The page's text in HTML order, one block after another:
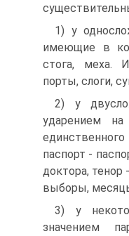
1) у
имеющие в
стога, меха.
порты, слоги,
2) у
ударением
паспорт -
доктора,
выборы,
3) у
значением